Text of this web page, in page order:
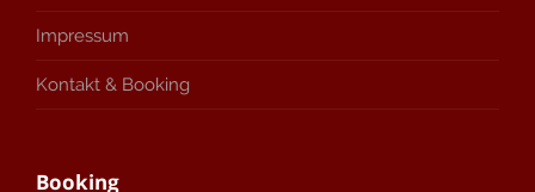
Impressum
Kontakt & Booking
Booking